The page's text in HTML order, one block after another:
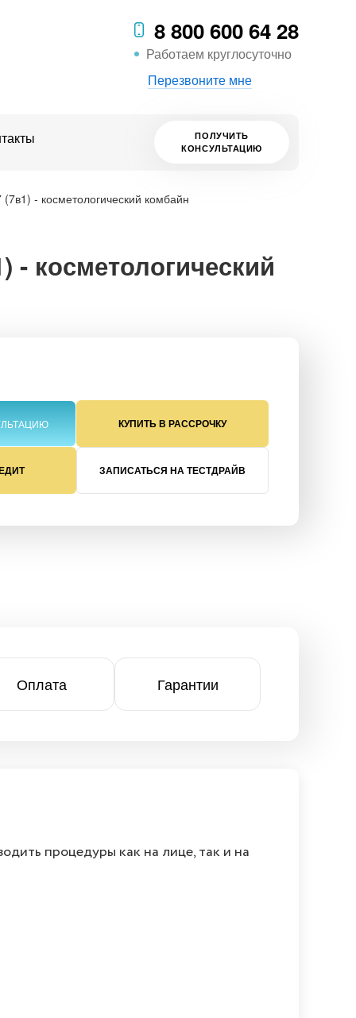
8 800 600 64 28
Работаем круглосуточно
Перезвоните мне
ПОЛУЧИТЬ
КОНСУЛЬТАЦИЮ
(7в1) - косметологический комбайн
- косметологический
КУПИТЬ В РАССРОЧКУ
ЗАПИСАТЬСЯ НА ТЕСТДРАЙВ
Оплата Гарантии
процедуры как на лице, так и на